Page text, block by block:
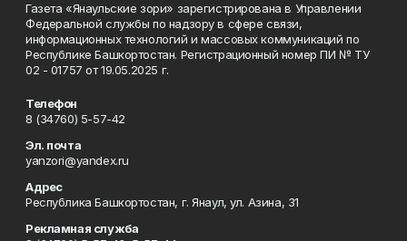
Газета «Янаульские зори» зарегистрирована в Управлении
Федеральной службы по надзору в сфере связи,
информационных технологий и массовых коммуникаций по
Республике Башкортостан. Регистрационный номер ПИ № ТУ
02 - 01757 от 19.05.2025 г.
Телефон
8 (34760) 5-57-42
Эл. почта
yanzori@yandex.ru
Адрес
Республика Башкортостан, г. Янаул, ул. Азина, 31
Рекламная служба